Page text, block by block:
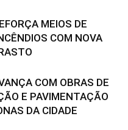
MEIOS DE
COM NOVA
COM OBRAS DE
E PAVIMENTAÇÃO
DA CIDADE